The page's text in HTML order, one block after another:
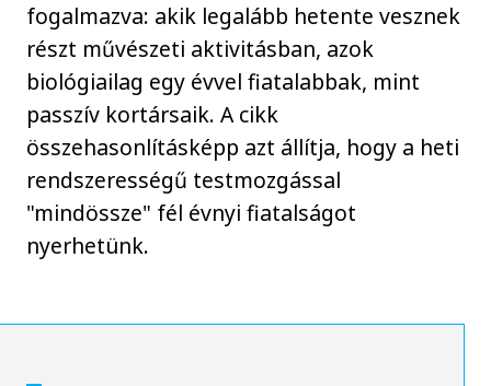
fogalmazva: akik legalább hetente vesznek
részt művészeti aktivitásban, azok
biológiailag egy évvel fiatalabbak, mint
passzív kortársaik. A cikk
összehasonlításképp azt állítja, hogy a heti
rendszerességű testmozgással
"mindössze" fél évnyi fiatalságot
nyerhetünk.